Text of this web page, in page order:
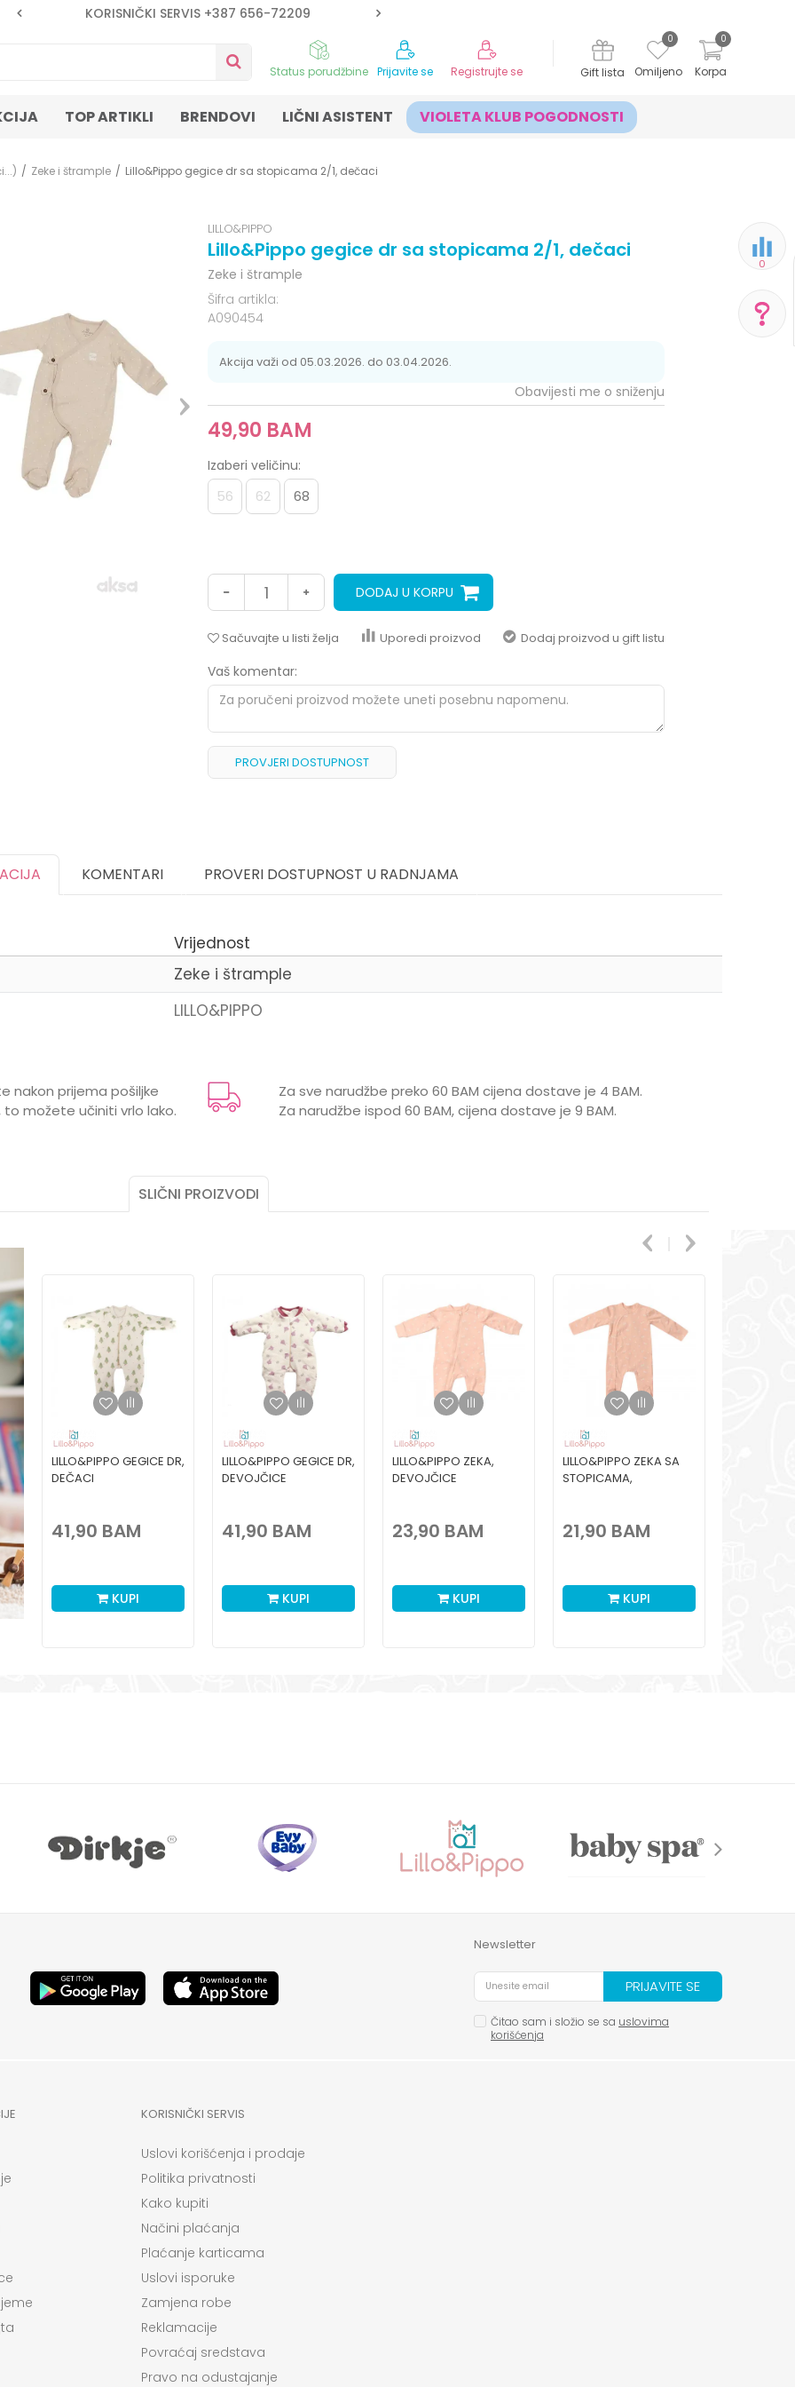
KORISNIČKI SERVIS +387 656-72209
Korpa
0
Omiljeno
0
Gift lista
Prijavite se Registrujte se
Status porudžbine
TOP ARTIKLI BRENDOVI LIČNI ASISTENT VIOLETA KLUB POGODNOSTI
0
Zeke i štrample Lillo&Pippo gegice dr sa stopicama 2/1, dečaci
LILLO&PIPPO
Lillo&Pippo gegice dr sa stopicama 2/1, dečaci
Zeke i štrample
Šifra artikla:
A090454
Akcija važi od 05.03.2026. do 03.04.2026.
49,90 BAM
Obavijesti me o sniženju
Izaberi veličinu:
56 62 68
DODAJ U KORPU
Sačuvajte u listi želja Uporedi proizvod Dodaj proizvod u gift listu
Vaš komentar:
PROVJERI DOSTUPNOST
Za više informacija,
pomoć i porudžbine
KOMENTARI PROVERI DOSTUPNOST U RADNJAMA
Vrijednost
Zeke i štrample
LILLO&PIPPO
nakon prijema pošiljke
možete učiniti vrlo lako.
Za sve narudžbe preko 60 BAM cijena dostave je 4 BAM.
Za narudžbe ispod 60 BAM, cijena dostave je 9 BAM.
SLIČNI PROIZVODI
LILLO&PIPPO GEGICE DR,
DEČACI
41,90 BAM
KUPI
LILLO&PIPPO GEGICE DR,
DEVOJČICE
41,90 BAM
KUPI
LILLO&PIPPO ZEKA,
DEVOJČICE
23,90 BAM
KUPI
LILLO&PIPPO ZEKA SA
STOPICAMA,
21,90 BAM
KUPI
Newsletter
PRIJAVITE SE
Čitao sam i složio se sa uslovima
korišćenja
KORISNIČKI SERVIS
Uslovi korišćenja i prodaje
Politika privatnosti
Kako kupiti
Načini plaćanja
Plaćanje karticama
Uslovi isporuke
Zamjena robe
Reklamacije
Povraćaj sredstava
Pravo na odustajanje